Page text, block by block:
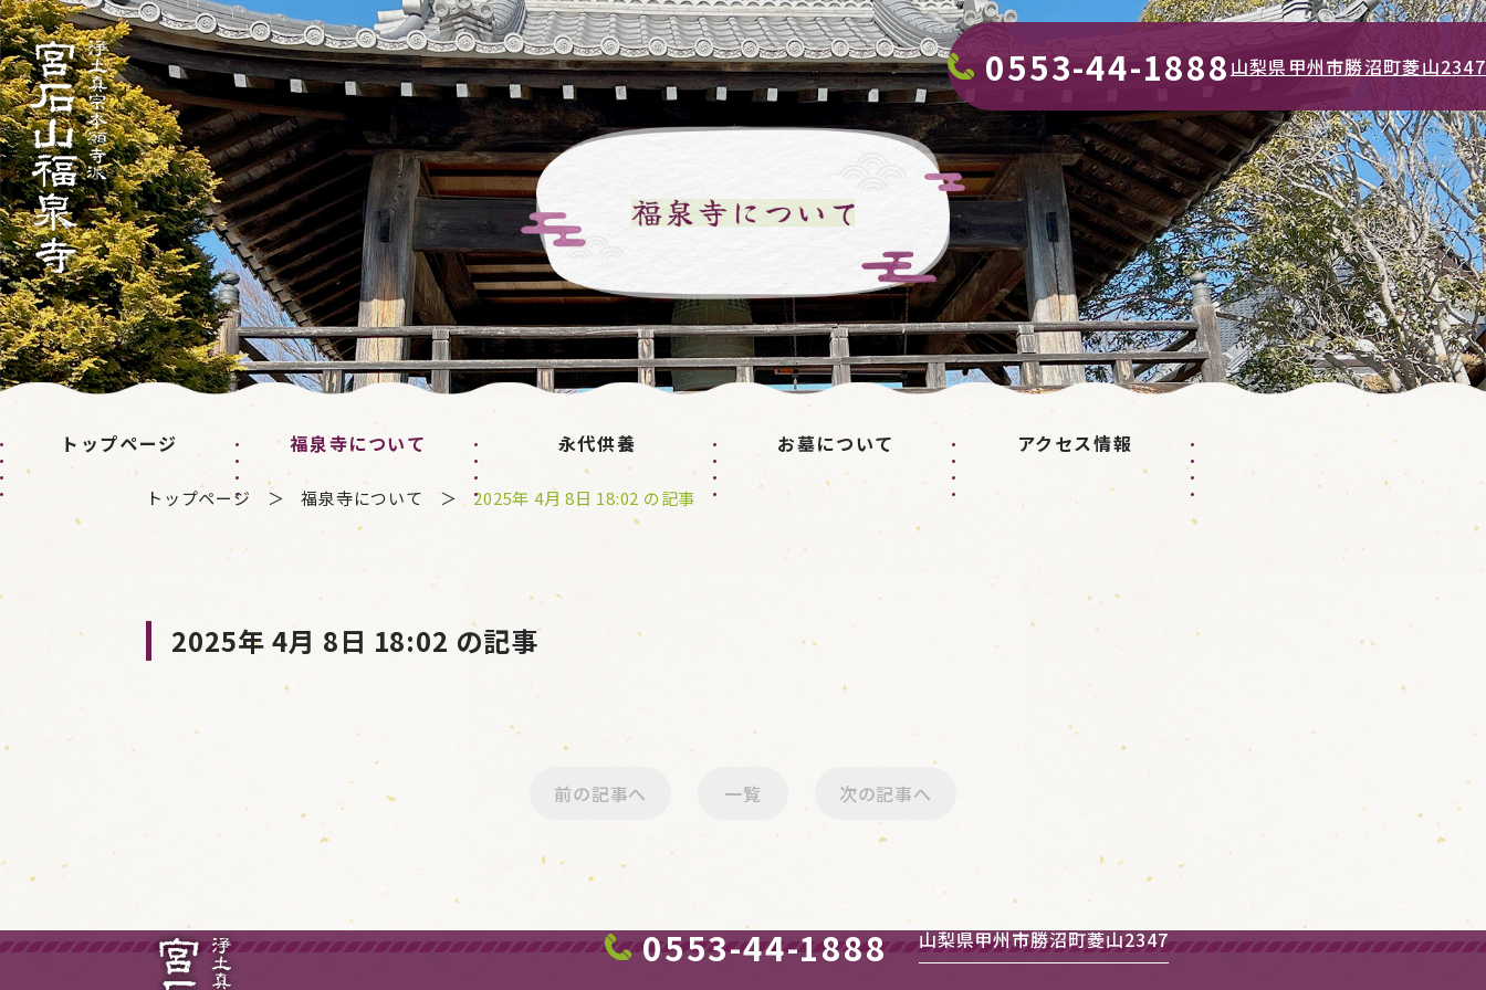
0553-44-1888山梨県甲州市勝沼町菱山2347
トップページ 福泉寺について 永代供養 お墓について アクセス情報
トップページ 福泉寺について 2025年 4月 8日 18:02 の記事
2025年 4月 8日 18:02 の記事
前の記事へ 一覧 次の記事へ
0553-44-1888 山梨県甲州市勝沼町菱山2347